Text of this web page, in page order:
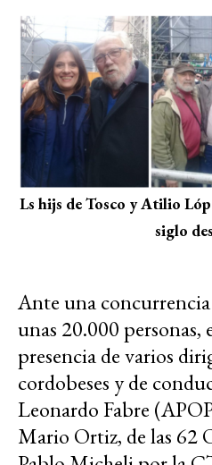
Ls hijs de Tosco y Atilio
siglo
Ante una
unas 20.000
presencia de varios
cordobeses y de
Leonardo Fabre
Mario Ortiz, de las 62